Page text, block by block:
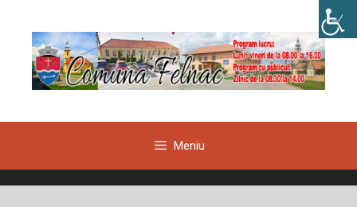
conținut
Meniu